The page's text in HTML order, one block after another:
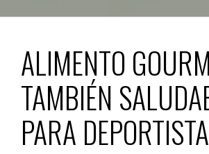
ALIMENTO
TAMBIÉN
PARA